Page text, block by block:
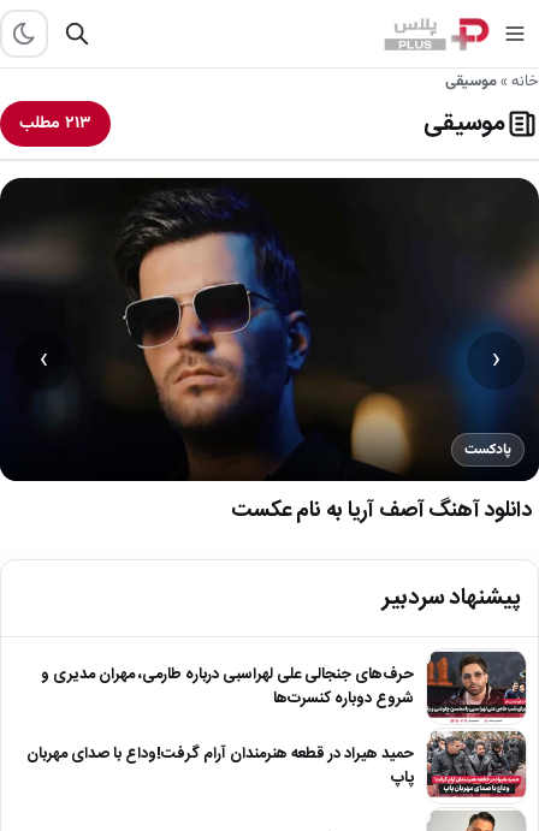
خانه »موسیقی
موسیقی ۲۱۳ مطلب
پادکست
دانلود آهنگ آصف آریا به نام عکست
‹
›
پیشنهاد سردبیر
حرف‌های جنجالی علی لهراسبی درباره طارمی، مهران مدیری و
شروع دوباره کنسرت‌ها
حمید هیراد در قطعه هنرمندان آرام گرفت!وداع با صدای مهربان
پاپ